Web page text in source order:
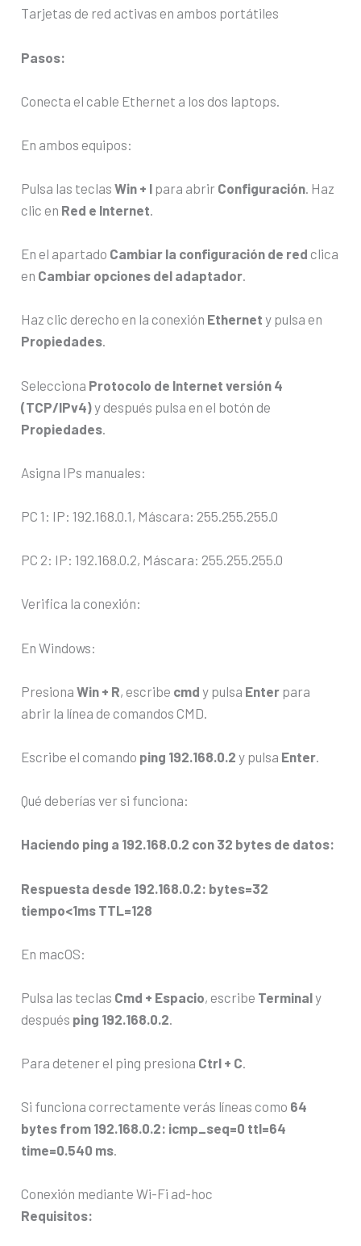
Tarjetas de red activas en ambos portátiles
Pasos:
Conecta el cable Ethernet a los dos laptops.
En ambos equipos:
Pulsa las teclasWin + I para abrir Configuración. Haz
clic en Red e Internet.
En el apartado Cambiar la configuración de red clica
en Cambiar opciones del adaptador.
Haz clic derecho en la conexión Ethernet y pulsa en
Propiedades.
Selecciona Protocolo de Internet versión 4
(TCP/IPv4)y después pulsa en el botón de
Propiedades
Asigna IPs manuales:
PC 1: IP: 192.168.0.1, Máscara: 255.255.255.0
PC 2: IP: 192.168.0.2, Máscara: 255.255.255.0
Verifica la conexión:
En Windows:
PresionaWin + R, escribe cmd y pulsa Enter para
abrir la línea de comandos CMD.
Escribe el comando ping 192.168.0.2 y pulsa Enter
Qué deberías ver si funciona:
Haciendo ping a 192.168.0.2 con 32 bytes de datos:
Respuesta desde 192.168.0.2: bytes=32
tiempo<1ms TTL=128
En macOS:
Pulsa las teclas Cmd + Espacio, escribe Terminaly
después ping 192.168.0.2
Para detener el ping presiona Ctrl + C.
Si funciona correctamente verás líneas como 64
bytes from 192.168.0.2: icmp_seq=0 ttl=64
time=0.540 ms.
Conexión mediante Wi-Fi ad-hoc
Requisitos: